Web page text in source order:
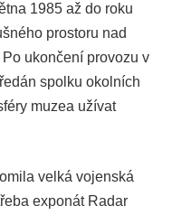
1985 až do roku
prostoru nad
ukončení provozu v
spolku okolních
muzea užívat
velká vojenská
exponát Radar